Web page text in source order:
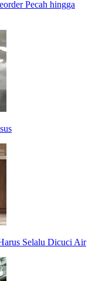
Pecah hingga
Selalu Dicuci Air